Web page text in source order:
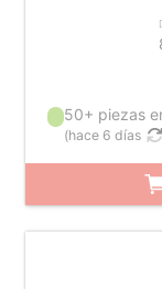
50+ piezas
(hace 6 días